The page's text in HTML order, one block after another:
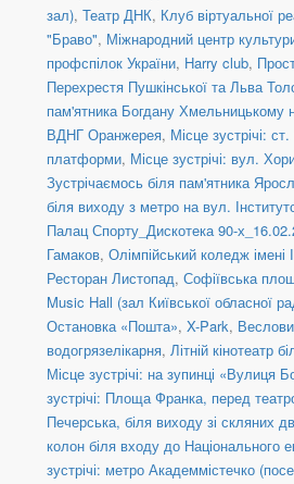
зал), Театр ДНК, Клуб віртуальної
"Браво", Міжнародний центр
профспілок України, Harry club,
Перехрестя Пушкінської та Льва
пам'ятника Богдану Хмельницькому
ВДНГ Оранжерея, Місце зустрічі:
платформи, Місце зустрічі: вул.
Зустрічаємось біля пам'ятника
біля виходу з метро на вул.
Палац Спорту_Дискотека 90-
Гамаков, Олімпійський коледж імені
Ресторан Листопад, Софіївська
Music Hall (зал Київської обласної
Остановка «Пошта», X-Park,
водогрязелікарня, Літній кінотеатр
Місце зустрічі: на зупинці «Вулиця
зустрічі: Площа Франка, перед
Печерська, біля виходу зі скляних
колон біля входу до Національного
зустрічі: метро Академмістечко